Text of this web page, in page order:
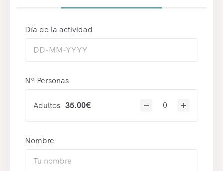
Día de la actividad
Nº Personas
Adultos 35.00€
Nombre